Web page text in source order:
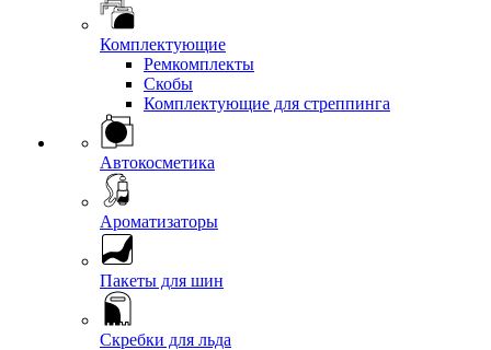
Комплектующие
Ремкомплекты
Скобы
Комплектующие для стреппинга
Автокосметика
Ароматизаторы
Пакеты для шин
Скребки для льда